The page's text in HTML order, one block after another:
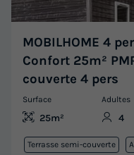
MOBILHOME 4
Confort 25m²
couverte 4 pers
Surface
25m²
Adultes
4
Terrasse semi-couverte